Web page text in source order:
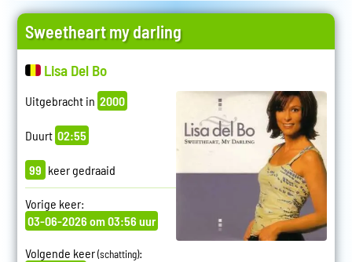
Sweetheart my darling
Lisa Del Bo
Uitgebracht in 2000
Duurt 02:55
99 keer gedraaid
Vorige keer:
03-06-2026 om 03:56 uur
Volgende keer(schatting):